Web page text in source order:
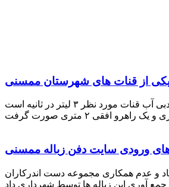
یکی از قنات های شهرستان ممسنی
احیای این قنات به گفته علیرضا ظهیر امامی رئیس کانون کارآفرینی فارس با بهره گیری از دانش و تجربه دکتر مرتضی تفتی پیشکسوت قنات های ایران انجام شد.دبی آب قنات مورد نظر ۳ لیتر در ثانیه است
های ورودی سایت دفن زباله ممسنی
و عدم همکاری مجموعه دست اندرکاران